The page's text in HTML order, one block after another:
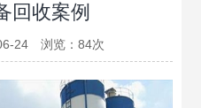
回收案例
24 浏览： 84次